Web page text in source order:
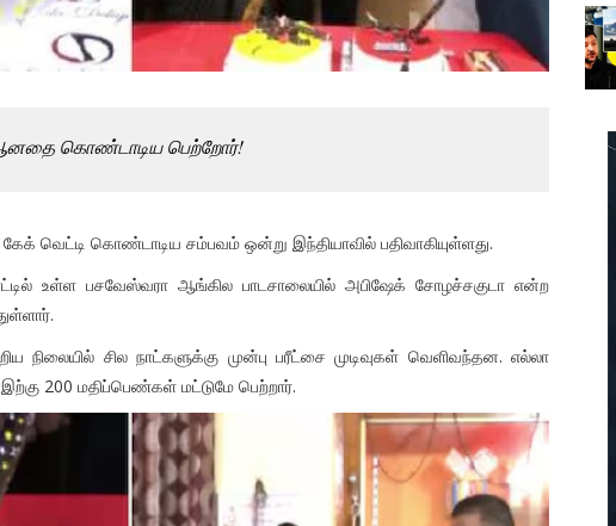
கொண்டாடிய பெற்றோர்!
வெட்டி கொண்டாடிய சம்பவம் ஒன்று இந்தியாவில் பதிவாகியுள்ளது.
உள்ள பசவேஸ்வரா ஆங்கில பாடசாலையில் அபிஷேக் சோழச்சகுடா என்ற
நிலையில் சில நாட்களுக்கு முன்பு பரீட்சை முடிவுகள் வெளிவந்தன. எல்லா
200 மதிப்பெண்கள் மட்டுமே பெற்றார்.